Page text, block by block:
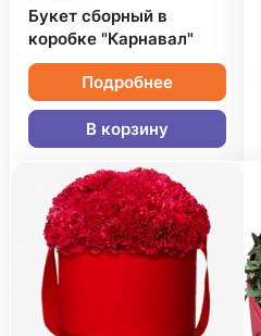
Букет сборный в
коробке "Карнавал"
Подробнее
В корзину